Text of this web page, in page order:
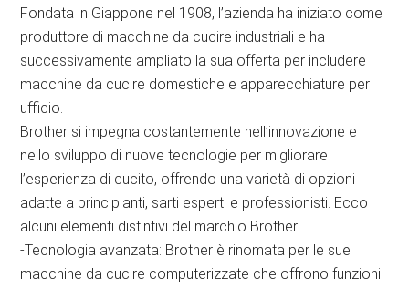
Fondata in Giappone nel 1908, l’azienda ha iniziato come
produttore di macchine da cucire industriali e ha
successivamente ampliato la sua offerta per includere
macchine da cucire domestiche e apparecchiature per
ufficio.
Brother si impegna costantemente nell’innovazione e
nello sviluppo di nuove tecnologie per migliorare
l’esperienza di cucito, offrendo una varietà di opzioni
adatte a principianti, sarti esperti e professionisti. Ecco
alcuni elementi distintivi del marchio Brother:
-Tecnologia avanzata: Brother è rinomata per le sue
macchine da cucire computerizzate che offrono funzioni